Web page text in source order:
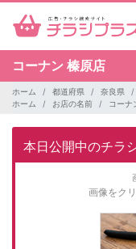
コーナン 榛原店
ホーム 都道府県 奈良県
ホーム
お店の名前 コーナ
本日公開中のチラ
画像をク